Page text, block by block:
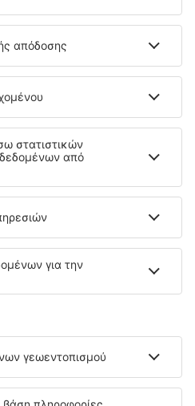
ιστότοποι
eDestinos.com